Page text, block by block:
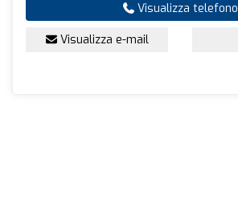
Visualizza telefono
Visualizza e-mail